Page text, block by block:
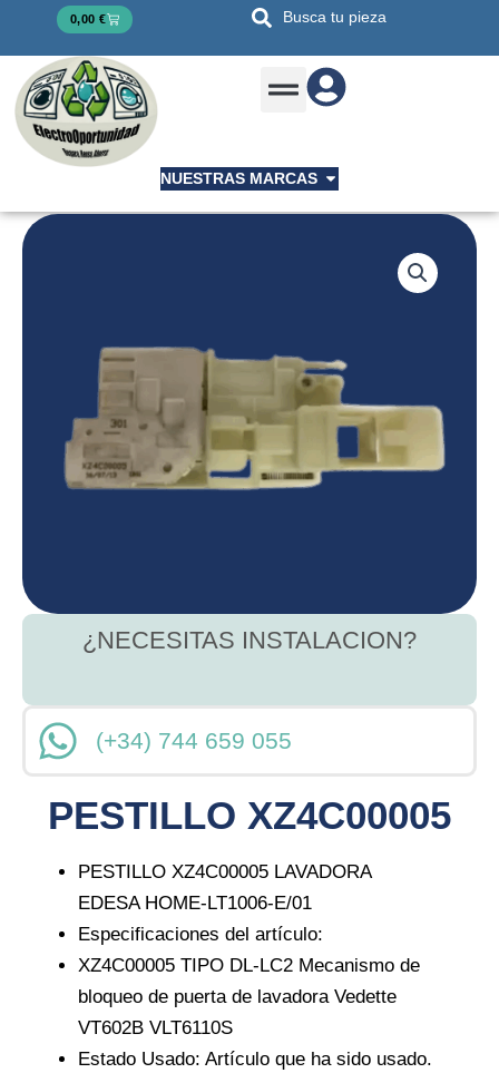
contenido
Busca tu pieza
0,00€Cart
NUESTRAS MARCAS Open Nuestras Marcas
¿NECESITAS INSTALACION?
(+34) 744 659 055
PESTILLO XZ4C00005
PESTILLO XZ4C00005 LAVADORA
EDESA HOME-LT1006-E/01
Especificaciones del artículo:
XZ4C00005 TIPO DL-LC2 Mecanismo de
bloqueo de puerta de lavadora Vedette
VT602B VLT6110S
Estado Usado: Artículo que ha sido usado.